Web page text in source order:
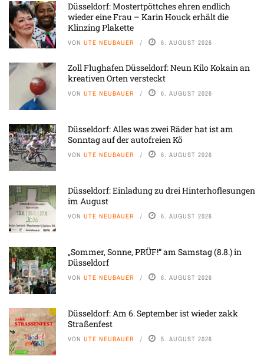
Düsseldorf: Mostertpöttches ehren endlich
wieder eine Frau – Karin Houck erhält die
Klinzing Plakette
VON UTE NEUBAUER 6. AUGUST 2026
Zoll Flughafen Düsseldorf: Neun Kilo Kokain an
kreativen Orten versteckt
VON UTE NEUBAUER 6. AUGUST 2026
Düsseldorf: Alles was zwei Räder hat ist am
Sonntag auf der autofreien Kö
VON UTE NEUBAUER 6. AUGUST 2026
Düsseldorf: Einladung zu drei Hinterhoflesungen
im August
VON UTE NEUBAUER 6. AUGUST 2026
„Sommer, Sonne, PRÜF!“ am Samstag (8.8.) in
Düsseldorf
VON UTE NEUBAUER 6. AUGUST 2026
Düsseldorf: Am 6. September ist wieder zakk
Straßenfest
VON UTE NEUBAUER 5. AUGUST 2026